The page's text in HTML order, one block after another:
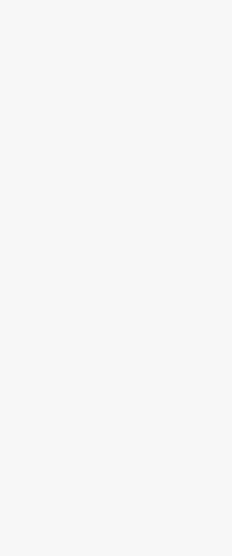
dan Souvenir
berkualitas di
Distributor Tas Promosi
dan berkualitas di
Di jaman yang telah
menjadi lebih mudah
dengan media
ebook, dan video
sudah sangat praktis,
satu hal yang tak bisa
muka langsung, hal itu
positif dari mentor atau